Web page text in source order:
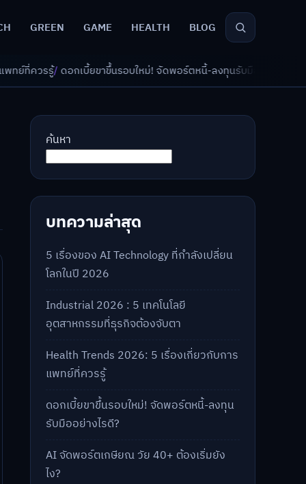
GREEN GAME HEALTH BLOG
าขึ้นรอบใหม่! จัดพอร์ตหนี้-ลงทุนรับมืออย่างไรดี?/AI จัดพอร์ตเกษียณ
ค้นหา
บทความล่าสุด
5 เรื่องของ AI Technology ที่กำลังเปลี่ยน
โลกในปี 2026
Industrial 2026 : 5 เทคโนโลยี
อุตสาหกรรมที่ธุรกิจต้องจับตา
Health Trends 2026: 5 เรื่องเกี่ยวกับการ
แพทย์ที่ควรรู้
ดอกเบี้ยขาขึ้นรอบใหม่! จัดพอร์ตหนี้-ลงทุน
รับมืออย่างไรดี?
AI จัดพอร์ตเกษียณ วัย 40+ ต้องเริ่มยัง
ไง?